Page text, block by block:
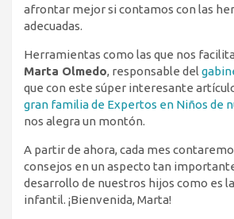
afrontar mejor si contamos con las
adecuadas.
Herramientas como las que nos
Marta Olmedo, responsable del
que con este súper interesante
gran familia de Expertos en Niños de
nos alegra un montón.
A partir de ahora, cada mes
consejos en un aspecto tan
desarrollo de nuestros hijos como es
infantil. ¡Bienvenida, Marta!